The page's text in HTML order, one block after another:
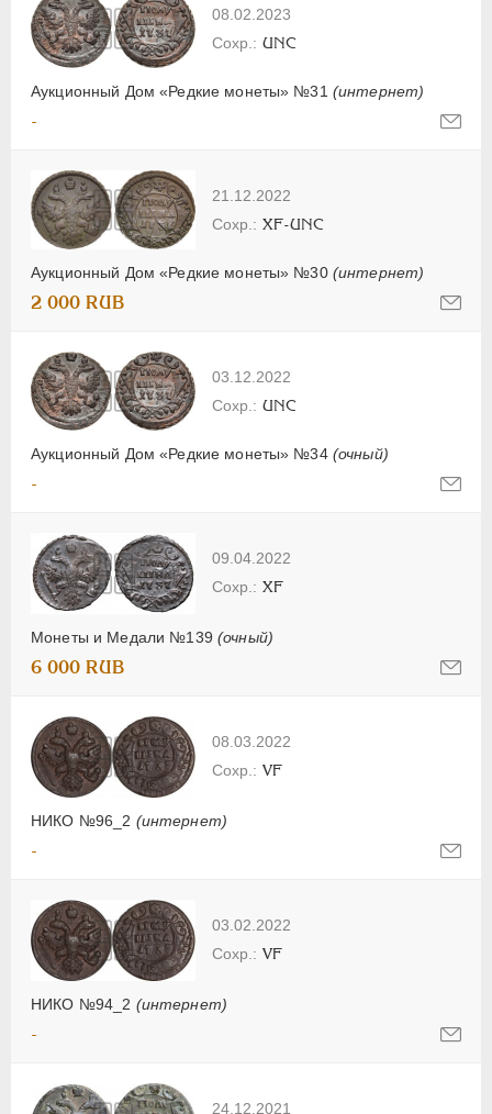
08.02.2023
Аукционный Дом «Редкие монеты» №31 (интернет)
UNC
-
21.12.2022
Аукционный Дом «Редкие монеты» №30 (интернет)
XF-UNC
2 000 RUB
03.12.2022
Аукционный Дом «Редкие монеты» №34 (очный)
UNC
-
09.04.2022
Монеты и Медали №139 (очный)
XF
6 000 RUB
08.03.2022
НИКО №96_2 (интернет)
VF
-
03.02.2022
НИКО №94_2 (интернет)
VF
-
24.12.2021